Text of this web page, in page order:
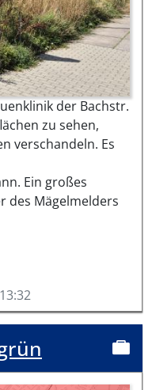
der Bachstr.
zu sehen,
verschandeln. Es
Ein großes
des Mägelmelders